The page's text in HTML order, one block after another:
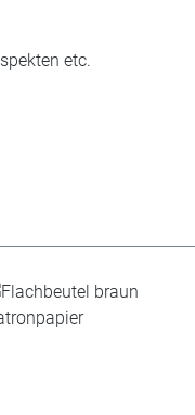
etc.